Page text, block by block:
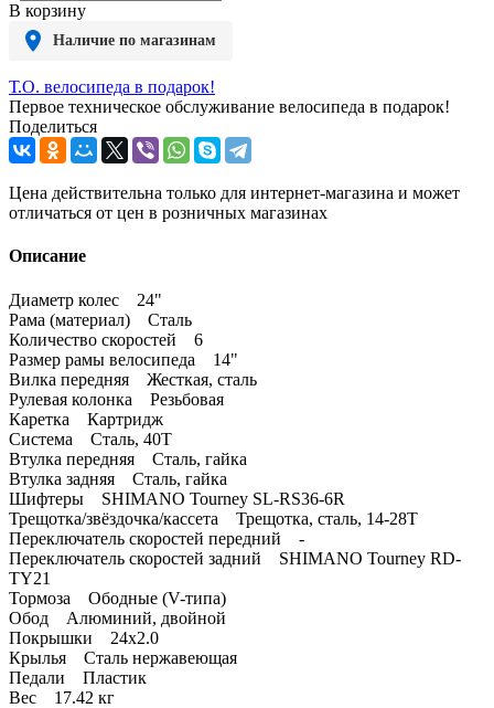
В корзину
Наличие по магазинам
Т.О. велосипеда в подарок!
Первое техническое обслуживание велосипеда в подарок!
Поделиться
Цена действительна только для интернет-магазина и может
отличаться от цен в розничных магазинах
Описание
Диаметр колес 24"
Рама (материал) Сталь
Количество скоростей 6
Размер рамы велосипеда 14"
Вилка передняя Жесткая, сталь
Рулевая колонка Резьбовая
Каретка Картридж
Система Сталь, 40T
Втулка передняя Сталь, гайка
Втулка задняя Сталь, гайка
Шифтеры SHIMANO Tourney SL-RS36-6R
Трещотка/звёздочка/кассета Трещотка, сталь, 14-28Т
Переключатель скоростей передний -
Переключатель скоростей задний SHIMANO Tourney RD-
TY21
Тормоза Ободные (V-типа)
Обод Алюминий, двойной
Покрышки 24x2.0
Крылья Сталь нержавеющая
Педали Пластик
Вес 17.42 кг